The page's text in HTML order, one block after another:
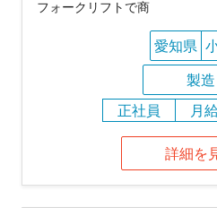
フォークリフトで商
愛知県
製造
正社員
月
詳細を